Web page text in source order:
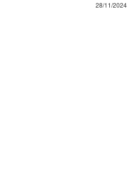
28/11/2024